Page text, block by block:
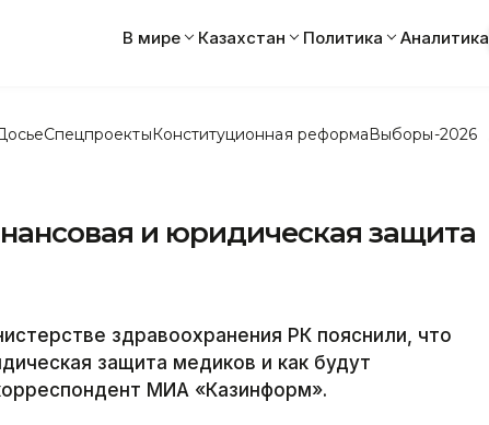
В мире Казахстан Политика Аналитика
СпецпроектыКонституционная реформаВыборы-2026
и юридическая защита
здравоохранения РК пояснили, что
защита медиков и как будут
МИА «Казинформ».